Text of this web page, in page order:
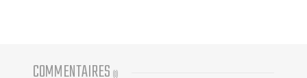
COMMENTAIRES (0)